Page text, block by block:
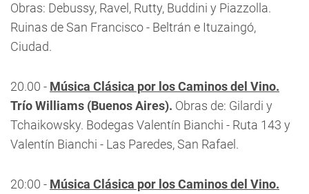
Obras: Debussy, Ravel, Rutty, Buddini y Piazzolla.
Ruinas de San Francisco - Beltrán e Ituzaingó,
Ciudad.
20.00 - Música Clásica por los Caminos del Vino.
Trío Williams (Buenos Aires). Obras de: Gilardi y
Tchaikowsky. Bodegas Valentín Bianchi - Ruta 143 y
Valentín Bianchi - Las Paredes, San Rafael.
20:00 - Música Clásica por los Caminos del Vino.